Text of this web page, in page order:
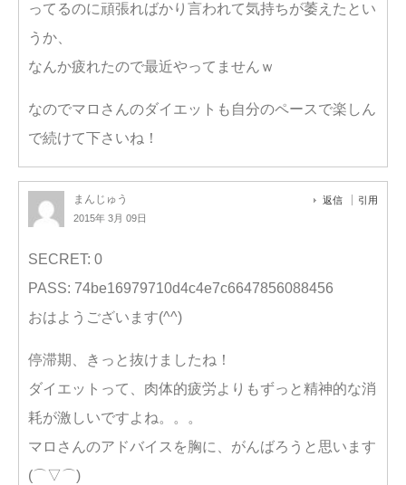
ってるのに頑張ればかり言われて気持ちが萎えたとい
うか、
なんか疲れたので最近やってませんｗ
なのでマロさんのダイエットも自分のペースで楽しん
で続けて下さいね！
まんじゅう
2015年 3月 09日
返信 引用
SECRET: 0
PASS: 74be16979710d4c4e7c6647856088456
おはようございます(^^)
停滞期、きっと抜けましたね！
ダイエットって、肉体的疲労よりもずっと精神的な消
耗が激しいですよね。。。
マロさんのアドバイスを胸に、がんばろうと思います
(⌒▽⌒)